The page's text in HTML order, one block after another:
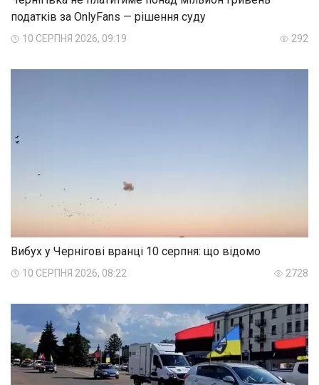
податків за OnlyFans — рішення суду
10 СЕРПНЯ 2026, 09:19 292
Вибух у Чернігові вранці 10 серпня: що відомо
10 СЕРПНЯ 2026, 08:22 2728